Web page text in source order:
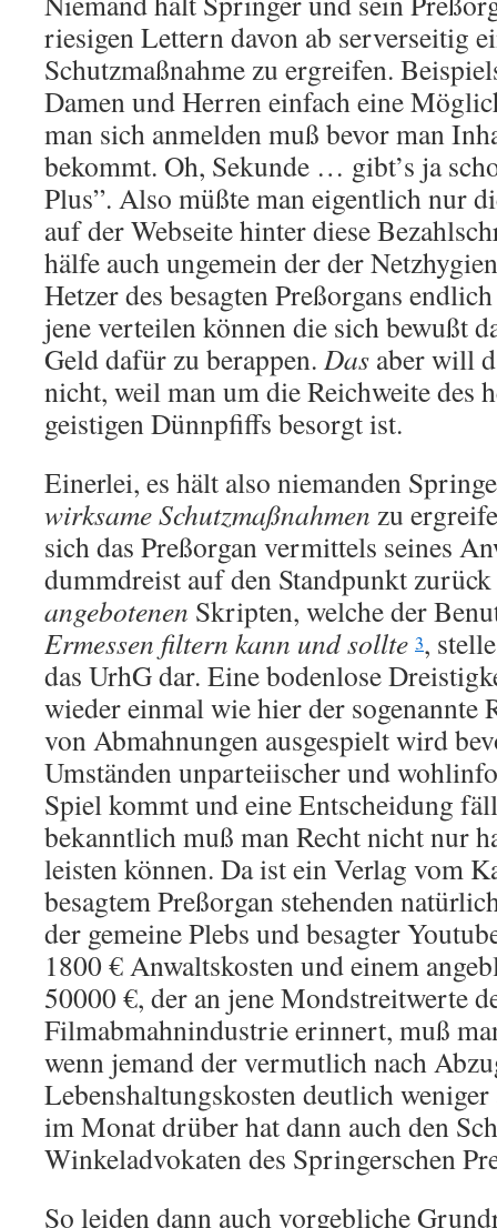
riesigen Lettern davon ab serverseitig
Schutzmaßnahme zu ergreifen.
Damen und Herren einfach eine
man sich anmelden muß bevor man
bekommt. Oh, Sekunde … gibt’s ja
Plus”. Also müßte man eigentlich nur
auf der Webseite hinter diese
hälfe auch ungemein der der
Hetzer des besagten Preßorgans
jene verteilen können die sich bewußt
Geld dafür zu berappen. Das aber will
nicht, weil man um die Reichweite des
geistigen Dünnpfiffs besorgt ist.
Einerlei, es hält also niemanden
wirksame Schutzmaßnahmen zu
sich das Preßorgan vermittels seines
dummdreist auf den Standpunkt
angebotenen Skripten, welche der
Ermessen filtern kann und sollte 3,
das UrhG dar. Eine bodenlose
wieder einmal wie hier der sogenannte
von Abmahnungen ausgespielt wird
Umständen unparteiischer und
Spiel kommt und eine Entscheidung
bekanntlich muß man Recht nicht nur
leisten können. Da ist ein Verlag vom
besagtem Preßorgan stehenden
der gemeine Plebs und besagter
1800 € Anwaltskosten und einem
50000 €, der an jene Mondstreitwerte
Filmabmahnindustrie erinnert, muß
wenn jemand der vermutlich nach
Lebenshaltungskosten deutlich
im Monat drüber hat dann auch den
Winkeladvokaten des Springerschen
So leiden dann auch vorgebliche